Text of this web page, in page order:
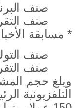
صنف
صنف التقرير
* مسابقة
صنف التوك شو :
صنف التقرير
وبلغ حجم
التلفزيونية